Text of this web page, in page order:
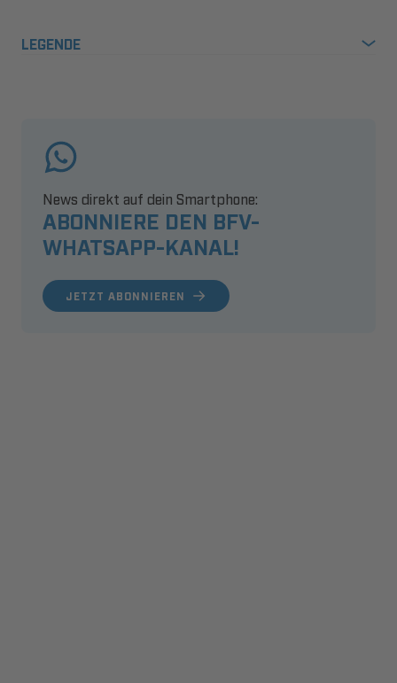
LEGENDE
ABONNIERE DEN BFV-
WHATSAPP-KANAL!
News direkt auf dein Smartphone:
JETZT ABONNIEREN